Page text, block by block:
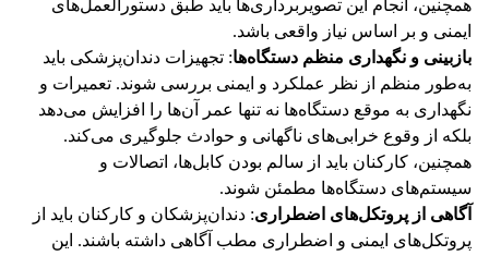
همچنین، انجام این تصویربرداری‌ها باید طبق دستورالعمل‌های
ایمنی و بر اساس نیاز واقعی باشد​.
بازبینی و نگهداری منظم دستگاه‌ها: تجهیزات دندان‌پزشکی باید
به‌طور منظم از نظر عملکرد و ایمنی بررسی شوند. تعمیرات و
نگهداری به موقع دستگاه‌ها نه تنها عمر آن‌ها را افزایش می‌دهد
بلکه از وقوع خرابی‌های ناگهانی و حوادث جلوگیری می‌کند.
همچنین، کارکنان باید از سالم بودن کابل‌ها، اتصالات و
سیستم‌های دستگاه‌ها مطمئن شوند​.
آگاهی از پروتکل‌های اضطراری: دندان‌پزشکان و کارکنان باید از
پروتکل‌های ایمنی و اضطراری مطب آگاهی داشته باشند. این